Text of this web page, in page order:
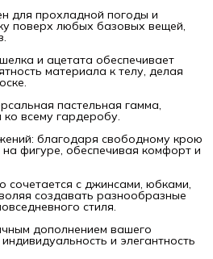
для прохладной погоды и
поверх любых базовых вещей,
и ацетата обеспечивает
материала к телу, делая
пастельная гамма,
всему гардеробу.
благодаря свободному крою
фигуре, обеспечивая комфорт и
сочетается с джинсами, юбками,
создавать разнообразные
стиля.
дополнением вашего
и элегантность